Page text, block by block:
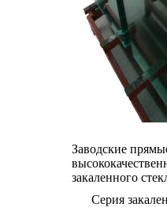
Заводские
закаленного
Серия